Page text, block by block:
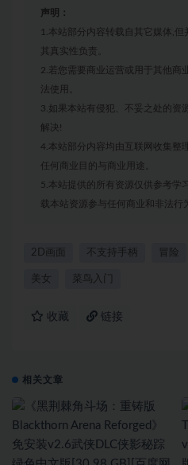
声明：
1.本站部分内容转载自其它媒体,
其真实性负责。
2.若您需要商业运营或用于其他商
法使用。
3.如果本站有侵犯、不妥之处的资
解决!
4.本站部分内容均由互联网收集整
任何商业目的与商业用途。
5.本站提供的所有资源仅供参考学
载本站资源参与任何商业和非法行
2D画面 不支持手柄 冒险
美女 菜鸟入门
收藏 链接
相关文章